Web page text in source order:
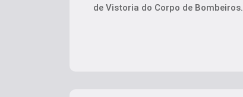
de Vistoria do Corpo de Bombeiros.